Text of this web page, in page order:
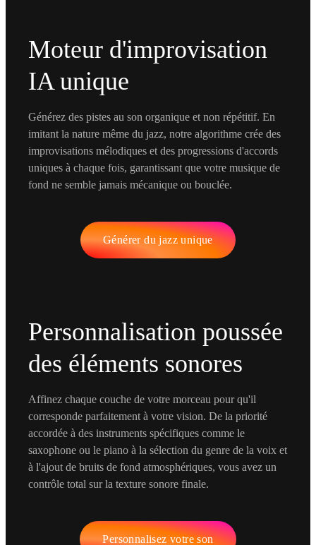
Moteur d'improvisation
IA unique
Générez des pistes au son organique et non répétitif. En
imitant la nature même du jazz, notre algorithme crée des
improvisations mélodiques et des progressions d'accords
uniques à chaque fois, garantissant que votre musique de
fond ne semble jamais mécanique ou bouclée.
Générer du jazz unique
Personnalisation poussée
des éléments sonores
Affinez chaque couche de votre morceau pour qu'il
corresponde parfaitement à votre vision. De la priorité
accordée à des instruments spécifiques comme le
saxophone ou le piano à la sélection du genre de la voix et
à l'ajout de bruits de fond atmosphériques, vous avez un
contrôle total sur la texture sonore finale.
Personnalisez votre son